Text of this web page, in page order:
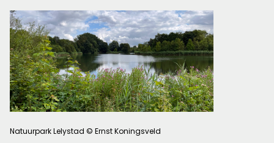
Natuurpark Lelystad © Ernst Koningsveld